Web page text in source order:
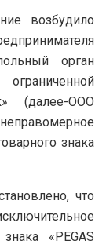
возбудило
я
орган
(далее-ООО
знака
что
знака «PEGAS